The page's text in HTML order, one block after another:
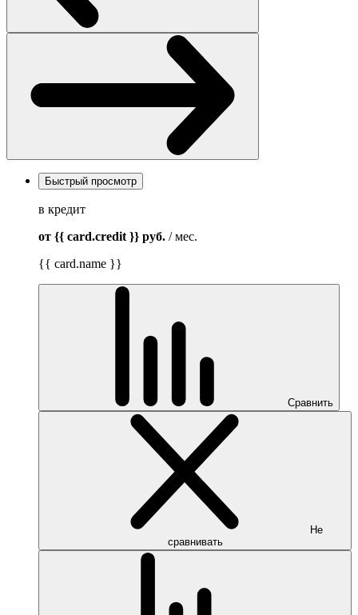
Быстрый просмотр
в кредит
от {{ card.credit }} руб. / мес.
{{ card.name }}
Сравнить
Не
сравнивать